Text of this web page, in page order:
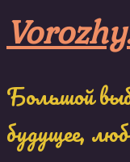
to
content
Большой
будущее,